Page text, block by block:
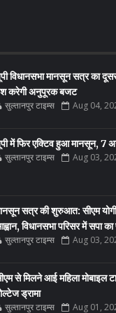
विधानसभा मानसून सत्र का
करेगी अनुपूरक बजट
सुल्तानपुर टाइम्स Aug 04,
में फिर एक्टिव हुआ मानसून, 7
सुल्तानपुर टाइम्स Aug 03,
सत्र की शुरुआत: सीएम
विधानसभा परिसर में सपा का
सुल्तानपुर टाइम्स Aug 03,
से मिलने आई महिला मोबाइल
ड्रामा
सुल्तानपुर टाइम्स Aug 01,